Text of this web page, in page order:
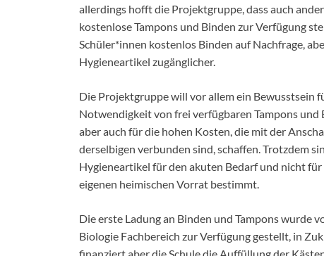
allerdings hofft die Projektgruppe, dass auch
kostenlose Tampons und Binden zur Verfügung
Schüler*innen kostenlos Binden auf Nachfrage,
Hygieneartikel zugänglicher.
Die Projektgruppe will vor allem ein Bewusstsein
Notwendigkeit von frei verfügbaren Tampons und
aber auch für die hohen Kosten, die mit der
derselbigen verbunden sind, schaffen. Trotzdem
Hygieneartikel für den akuten Bedarf und nicht für
eigenen heimischen Vorrat bestimmt.
Die erste Ladung an Binden und Tampons wurde
Biologie Fachbereich zur Verfügung gestellt, in